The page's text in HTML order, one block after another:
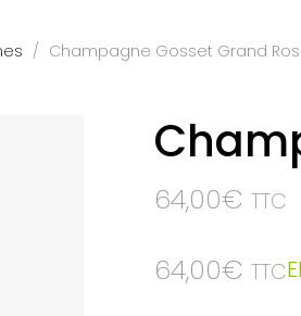
Champagne Gosset Grand
64,00€ TTC
64,00€ TTC